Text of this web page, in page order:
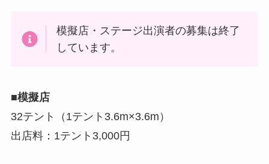
模擬店・ステージ出演者の募集は終了
しています。
■模擬店
32テント（1テント3.6m×3.6m）
出店料：1テント3,000円